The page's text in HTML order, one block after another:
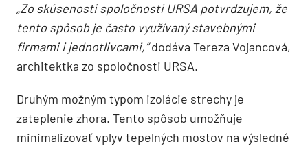
„Zo skúsenosti spoločnosti URSA potvrdzujem, že
tento spôsob je často využívaný stavebnými
firmami i jednotlivcami,“dodáva Tereza Vojancová,
architektka zo spoločnosti URSA.
Druhým možným typom izolácie strechy je
zateplenie zhora. Tento spôsob umožňuje
minimalizovať vplyv tepelných mostov na výsledné